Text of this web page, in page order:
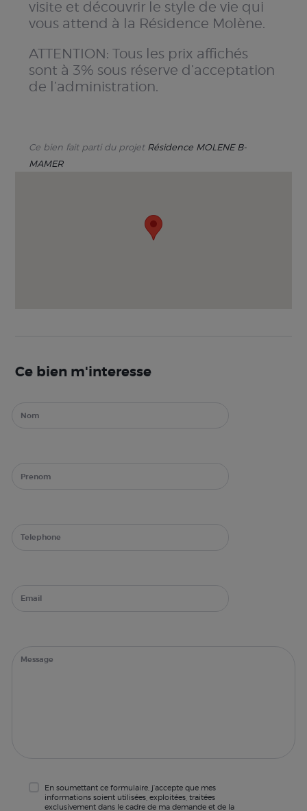
visite et découvrir le style de vie qui
vous attend à la Résidence Molène.
ATTENTION: Tous les prix affichés
sont à 3% sous réserve d’acceptation
de l’administration.
Ce bien fait parti du projet Résidence MOLENE B-
MAMER
Ce bien m'interesse
En soumettant ce formulaire, j'accepte que mes
informations soient utilisées, exploitées, traitées
exclusivement dans le cadre de ma demande et de la